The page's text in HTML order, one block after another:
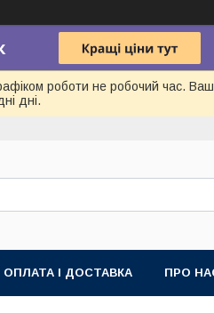
роботи не робочий час.
дні.
ОПЛАТА І ДОСТАВКА ПРО